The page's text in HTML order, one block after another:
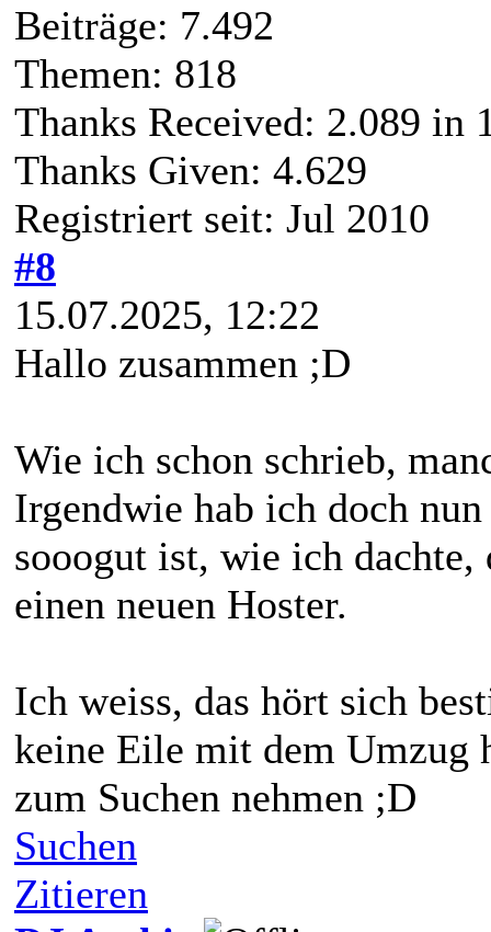
Beiträge: 7.492
Themen: 818
Thanks Received: 2.089 in
Thanks Given: 4.629
Registriert seit: Jul 2010
#8
15.07.2025, 12:22
Hallo zusammen ;D
Wie ich schon schrieb,
Irgendwie hab ich doch
sooogut ist, wie ich dachte,
einen neuen Hoster.
Ich weiss, das hört sich
keine Eile mit dem Umzug
zum Suchen nehmen ;D
Suchen
Zitieren